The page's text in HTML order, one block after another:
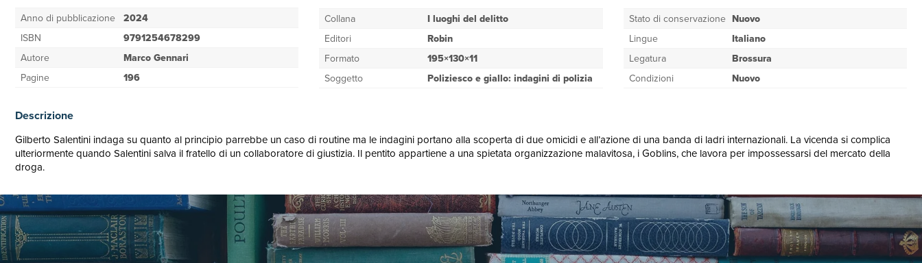
Anno di pubblicazione 2024
ISBN
9791254678299
Autore
Marco Gennari
Pagine
196
Collana
I luoghi del delitto
Editori
Robin
Formato
195×130×11
Soggetto
Poliziesco e giallo: indagini di polizia
Stato di conservazione Nuovo
Lingue
Italiano
Legatura
Brossura
Condizioni
Nuovo
Descrizione
Gilberto Salentini indaga su quanto al principio parrebbe un caso di routine ma le indagini portano alla scoperta di due omicidi e all’azione di una banda di ladri internazionali. La vicenda si complica
ulteriormente quando Salentini salva il fratello di un collaboratore di giustizia. Il pentito appartiene a una spietata organizzazione malavitosa, i Goblins, che lavora per impossessarsi del mercato della
droga.